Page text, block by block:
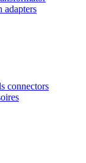
adapters
connectors